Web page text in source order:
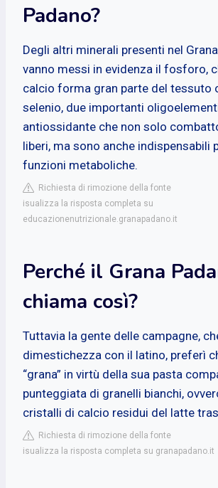
Padano?
Degli altri minerali presenti nel Grana
vanno messi in evidenza il fosforo,
calcio forma gran parte del tessuto
selenio, due importanti
antiossidante che non solo
liberi, ma sono anche indispensabili
funzioni metaboliche.
Richiesta di rimozione della fonte
isualizza la risposta completa su
educazionenutrizionale.granapadano.it
Perché il Grana
chiama così?
Tuttavia la gente delle campagne,
dimestichezza con il latino, preferì
“grana” in virtù della sua pasta
punteggiata di granelli bianchi,
cristalli di calcio residui del latte
Richiesta di rimozione della fonte
isualizza la risposta completa su granapadano.it